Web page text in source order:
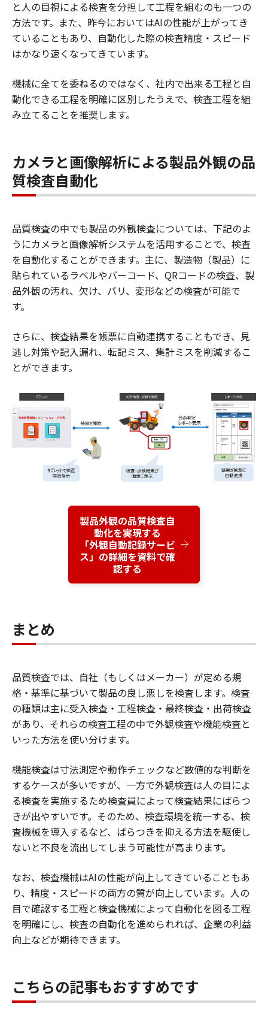
と人の目視による検査を分担して工程を組むのも一つの
方法です。また、昨今においてはAIの性能が上がってき
ていることもあり、自動化した際の検査精度・スピード
はかなり速くなってきています。
機械に全てを委ねるのではなく、社内で出来る工程と自
動化できる工程を明確に区別したうえで、検査工程を組
み立てることを推奨します。
カメラと画像解析による製品外観の品
質検査自動化
品質検査の中でも製品の外観検査については、下記のよ
うにカメラと画像解析システムを活用することで、検査
を自動化することができます。主に、製造物（製品）に
貼られているラベルやバーコード、QRコードの検査、製
品外観の汚れ、欠け、バリ、変形などの検査が可能で
す。
さらに、検査結果を帳票に自動連携することもでき、見
逃し対策や記入漏れ、転記ミス、集計ミスを削減するこ
とができます。
製品外観の品質検査自
動化を実現する
「外観自動記録サービ
ス」の詳細を資料で確
認する
まとめ
品質検査では、自社（もしくはメーカー）が定める規
格・基準に基づいて製品の良し悪しを検査します。検査
の種類は主に受入検査・工程検査・最終検査・出荷検査
があり、それらの検査工程の中で外観検査や機能検査と
いった方法を使い分けます。
機能検査は寸法測定や動作チェックなど数値的な判断を
するケースが多いですが、一方で外観検査は人の目によ
る検査を実施するため検査員によって検査結果にばらつ
きが出やすいです。そのため、検査環境を統一する、検
査機械を導入するなど、ばらつきを抑える方法を駆使し
ないと不良を流出してしまう可能性が高まります。
なお、検査機械はAIの性能が向上してきていることもあ
り、精度・スピードの両方の質が向上しています。人の
目で確認する工程と検査機械によって自動化を図る工程
を明確にし、検査の自動化を進められれば、企業の利益
向上などが期待できます。
こちらの記事もおすすめです